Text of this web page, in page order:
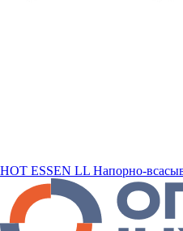
HOT ESSEN LL Напорно-